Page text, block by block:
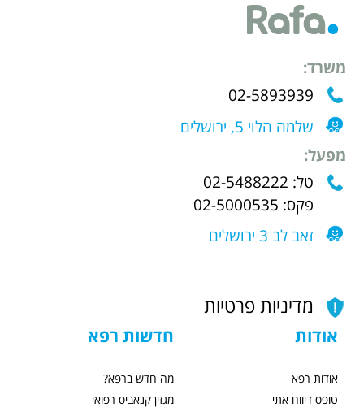
משרד:
02-5893939
שלמה הלוי 5, ירושלים
מפעל:
טל: 02-5488222
פקס: 02-5000535
זאב לב 3 ירושלים
מדיניות פרטיות
אודות
אודות רפא
טופס דיווח אתי
חדשות רפא
מה חדש ברפא?
מגזין קנאביס רפואי